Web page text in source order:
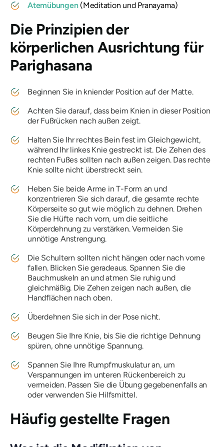
Atemübungen(Meditation und Pranayama)
Die Prinzipien der
körperlichen Ausrichtung für
Parighasana
Beginnen Sie in kniender Position auf der Matte.
Achten Sie darauf, dass beim Knien in dieser Position
der Fußrücken nach außen zeigt.
Halten Sie Ihr rechtes Bein fest im Gleichgewicht,
während Ihr linkes Knie gestreckt ist. Die Zehen des
rechten Fußes sollten nach außen zeigen. Das rechte
Knie sollte nicht überstreckt sein.
Heben Sie beide Arme in T-Form an und
konzentrieren Sie sich darauf, die gesamte rechte
Körperseite so gut wie möglich zu dehnen. Drehen
Sie die Hüfte nach vorn, um die seitliche
Körperdehnung zu verstärken. Vermeiden Sie
unnötige Anstrengung.
Die Schultern sollten nicht hängen oder nach vorne
fallen. Blicken Sie geradeaus. Spannen Sie die
Bauchmuskeln an und atmen Sie ruhig und
gleichmäßig. Die Zehen zeigen nach außen, die
Handflächen nach oben.
Überdehnen Sie sich in der Pose nicht.
Beugen Sie Ihre Knie, bis Sie die richtige Dehnung
spüren, ohne unnötige Spannung.
Spannen Sie Ihre Rumpfmuskulatur an, um
Verspannungen im unteren Rückenbereich zu
vermeiden. Passen Sie die Übung gegebenenfalls an
oder verwenden Sie Hilfsmittel.
Häufig gestellte Fragen